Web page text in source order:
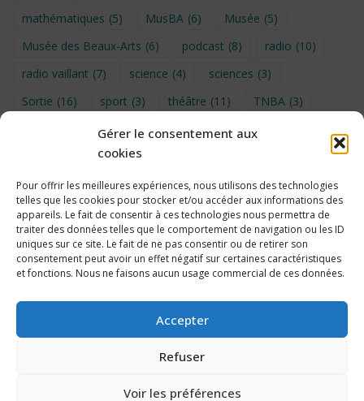
Gérer le consentement aux
cookies
Pour offrir les meilleures expériences, nous utilisons des technologies
telles que les cookies pour stocker et/ou accéder aux informations des
appareils. Le fait de consentir à ces technologies nous permettra de
traiter des données telles que le comportement de navigation ou les ID
uniques sur ce site. Le fait de ne pas consentir ou de retirer son
consentement peut avoir un effet négatif sur certaines caractéristiques
et fonctions. Nous ne faisons aucun usage commercial de ces données.
Accepter
Refuser
Voir les préférences
mathématiques (5) MusBA (6) Musée (5)
Musée des Beaux-Arts (6) podcast (8) radio (10)
radio vaillant (7) science (4) sciences (3)
Sortie (16) sport (3) théâtre (11) TNBA (3)
UNSS (9) upe2a (7) vidéo
Voyage en provence 2026
Voyage à Bruxelles 2024 (4) Wahid Chakib (4)
éco-délégués (7)
Politique de cookies